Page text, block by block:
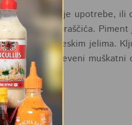
ili zgnječiti prije upotrebe, ili
oraščića.
engleskim jelima.
koristili mljeveni muškatni